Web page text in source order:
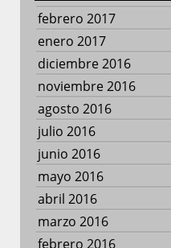
febrero 2017
enero 2017
diciembre 2016
noviembre 2016
agosto 2016
julio 2016
junio 2016
mayo 2016
abril 2016
marzo 2016
febrero 2016